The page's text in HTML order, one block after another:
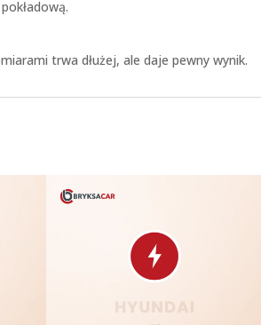
trwa dłużej, ale daje pewny wynik.